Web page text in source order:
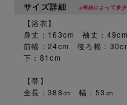
サイズ詳細 ※商品によって多少
【浴衣】
身丈：163cm 袖丈：
前幅：24cm 後ろ幅：
下：81cm
【帯】
全長：388㎝ 幅：53㎝